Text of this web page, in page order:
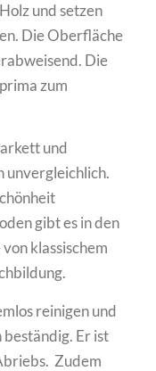
und setzen
Die Oberfläche
Die
zum
und
unvergleichlich.
gibt es in den
klassischem
reinigen und
beständig. Er ist
Zudem